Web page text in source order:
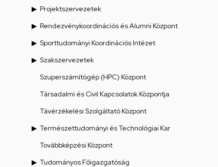
Projektszervezetek
Rendezvénykoordinációs és Alumni Központ
Sporttudományi Koordinációs Intézet
Szakszervezetek
Szuperszámítógép (HPC) Központ
Társadalmi és Civil Kapcsolatok Központja
Távérzékelési Szolgáltató Központ
Természettudományi és Technológiai Kar
Továbbképzési Központ
Tudományos Főigazgatóság